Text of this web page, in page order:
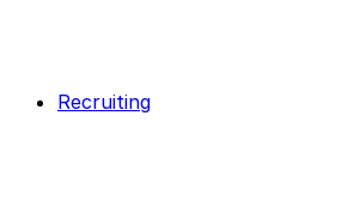
Recruiting